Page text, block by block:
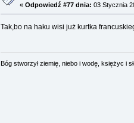
«Odpowiedź #77 dnia: 03 Stycznia
Tak,bo na haku wisi już kurtka
Bóg stworzył ziemię, niebo i wodę, księżyc i